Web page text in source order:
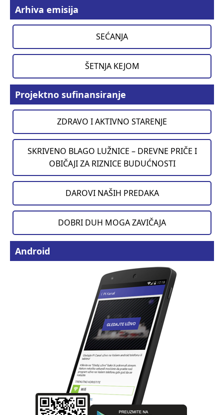
Arhiva emisija
SEĆANJA
ŠETNJA KEJOM
Projektno sufinansiranje
ZDRAVO I AKTIVNO STARENJE
SKRIVENO BLAGO LUŽNICE – DREVNE PRIČE I
OBIČAJI ZA RIZNICE BUDUĆNOSTI
DAROVI NAŠIH PREDAKA
DOBRI DUH MOGA ZAVIČAJA
Android